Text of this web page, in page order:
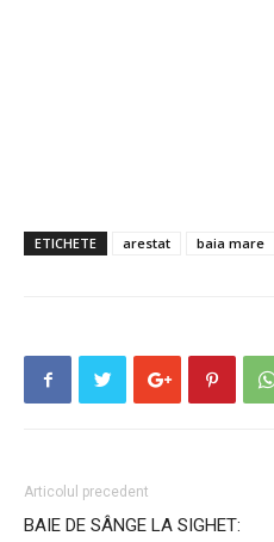
ETICHETE arestat baia mare
Articolul precedent
BAIE DE SÂNGE LA SIGHET: